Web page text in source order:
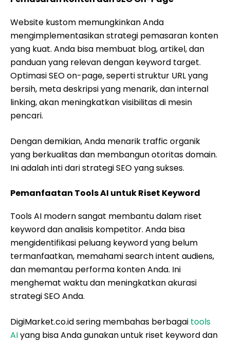
Website kustom memungkinkan Anda
mengimplementasikan strategi pemasaran konten
yang kuat. Anda bisa membuat blog, artikel, dan
panduan yang relevan dengan keyword target.
Optimasi SEO on-page, seperti struktur URL yang
bersih, meta deskripsi yang menarik, dan internal
linking, akan meningkatkan visibilitas di mesin
pencari.
Dengan demikian, Anda menarik traffic organik
yang berkualitas dan membangun otoritas domain.
Ini adalah inti dari strategi SEO yang sukses.
Pemanfaatan Tools AI untuk Riset Keyword
Tools AI modern sangat membantu dalam riset
keyword dan analisis kompetitor. Anda bisa
mengidentifikasi peluang keyword yang belum
termanfaatkan, memahami search intent audiens,
dan memantau performa konten Anda. Ini
menghemat waktu dan meningkatkan akurasi
strategi SEO Anda.
DigiMarket.co.id sering membahas berbagai tools
AIyang bisa Anda gunakan untuk riset keyword dan